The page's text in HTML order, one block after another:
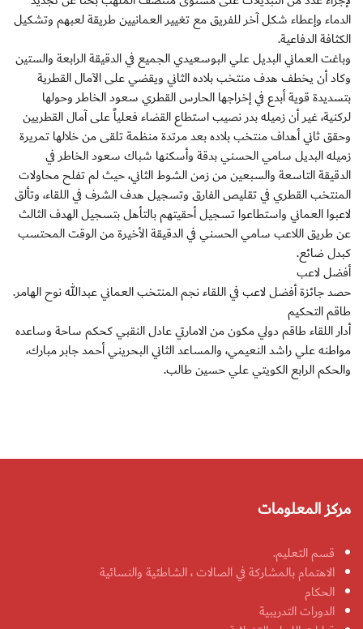
الدماء وإعطاء شكل آخر للفريق مع تغيير العمانيين طريقة لعبهم وتشكيل
الكثافة الدفاعية.
وباغت العماني البديل علي البوسعيدي الجميع في الدقيقة الرابعة والستين
وكاد أن يخطف هدف منتخب بلاده الثاني ويقضي على الآمال القطرية
بتسديدة قوية أبدع في إخراجها الحارس القطري سعود الخاطر وحولها
لركنية، غير أن زميله بدر نصيب استطاع القضاء فعلياً على آمال القطريين
وحقق ثاني أهداف منتخب بلاده بعد مرتدة منظمة تلقى من خلالها تمريرة
زميله البديل سامي الحسني بدقة وأسكنها شباك سعود الخاطر في
الدقيقة التاسعة والسبعين من زمن الشوط الثاني، حيث لم تفلح محاولات
المنتخب القطري في تقليص الفارق وتسجيل هدف الشرف في اللقاء، وتألق
لاعبوا العماني واستطاعوا تسجيل أحقيتهم بالتأهل بتسجيل الهدف الثالث
عن طريق اللاعب سامي الحسني في الدقيقة الأخيرة من الوقت المحتسب
كبدل ضائع.
أفضل لاعب
حصد جائزة أفضل لاعب في اللقاء نجم المنتخب العماني عبدالله نوح الهامر.
طاقم التحكيم
أدار اللقاء طاقم دولي مكون من الامارتي عادل النقبي كحكم ساحة وساعده
مواطنه علي راشد النعيمي، والمساعد الثاني البحريني أحمد جابر مبارك،
والحكم الرابع الكويتي علي حسين طالب.
مركز المعلومات
قسم التعليم.
الاهتمام بالمشاركة في الصالات ، الشاطئية والنسائية
الحكام
الدورات التدريبية